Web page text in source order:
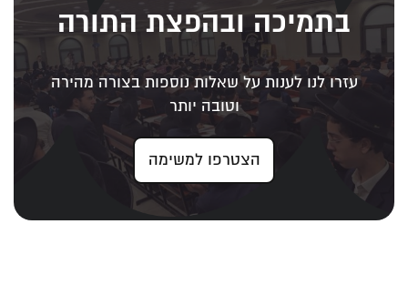
בתמיכה ובהפצת התורה
עזרו לנו לענות על שאלות נוספות בצורה מהירה
וטובה יותר
הצטרפו למשימה